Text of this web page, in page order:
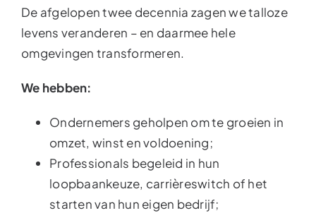
De afgelopen twee decennia zagen we talloze
levens veranderen – en daarmee hele
omgevingen transformeren.
We hebben:
Ondernemers geholpen om te groeien in
omzet, winst en voldoening;
Professionals begeleid in hun
loopbaankeuze, carrièreswitch of het
starten van hun eigen bedrijf;